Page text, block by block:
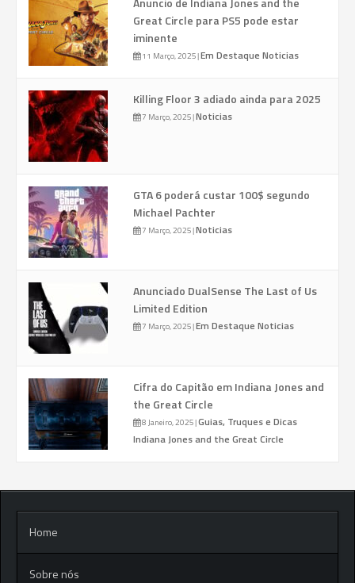
Great Circle para PS5 pode estar
iminente
11 Março, 2025|Em Destaque Noticias
Killing Floor 3 adiado ainda para 2025
7 Março, 2025|Noticias
GTA 6 poderá custar 100$ segundo
Michael Pachter
7 Março, 2025|Noticias
Anunciado DualSense The Last of Us
Limited Edition
7 Março, 2025|Em Destaque Noticias
Cifra do Capitão em Indiana Jones and
the Great Circle
8 Janeiro, 2025|Guias, Truques e Dicas
Indiana Jones and the Great Circle
Home
Sobre nós